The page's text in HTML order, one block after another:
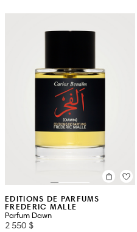
EDITIONS DE PARFUMS
FREDERIC MALLE
Parfum Dawn
2 550 $